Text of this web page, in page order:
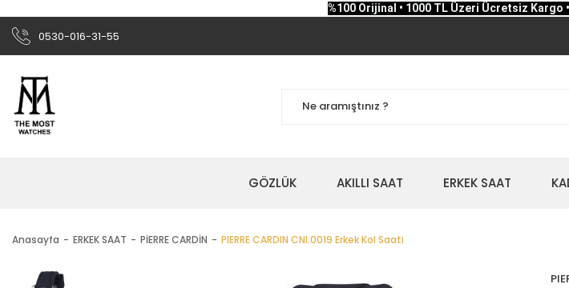
%100 Orijinal • 1000 TL Üzeri Ücretsiz Kargo
0530-016-31-55
GÖZLÜK AKILLI SAAT ERKEK SAAT
Anasayfa ERKEK SAAT PİERRE CARDİN PIERRE CARDIN CNI.0019 Erkek Kol Saati